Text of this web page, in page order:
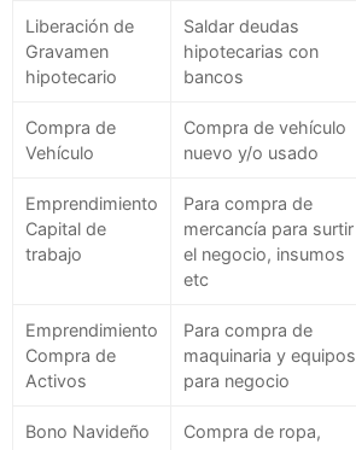
Liberación de
Gravamen
hipotecario
Saldar deudas
hipotecarias con
bancos
Compra de
Vehículo
Compra de vehículo
nuevo y/o usado
Emprendimiento
Capital de
trabajo
Para compra de
mercancía para surtir
el negocio, insumos
etc
Emprendimiento
Compra de
Activos
Para compra de
maquinaria y equipos
para negocio
Bono Navideño
Compra de ropa,